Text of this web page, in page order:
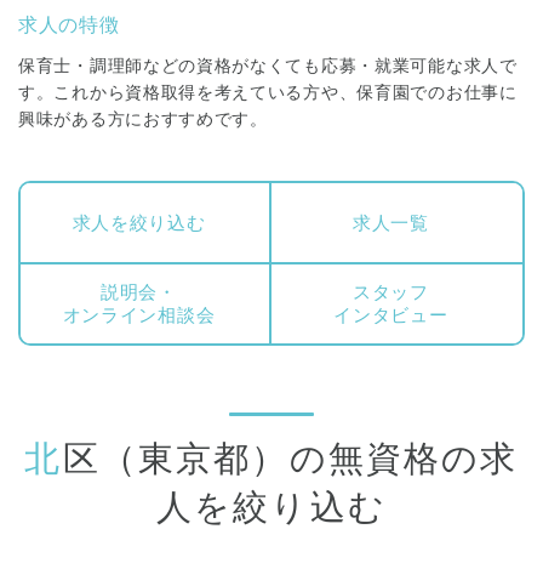
求人の特徴
保育士・調理師などの資格がなくても応募・就業可能な求人で
す。これから資格取得を考えている方や、保育園でのお仕事に
興味がある方におすすめです。
求人を絞り込む 求人一覧
説明会・
オンライン相談会
スタッフ
インタビュー
北区（東京都）の無資格の求
人を絞り込む